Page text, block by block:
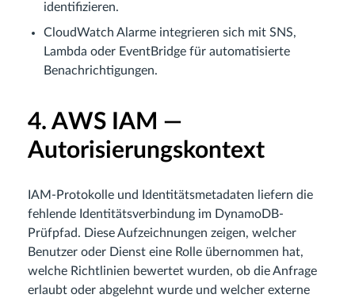
identifizieren.
CloudWatch Alarme integrieren sich mit SNS,
Lambda oder EventBridge für automatisierte
Benachrichtigungen.
4. AWS IAM —
Autorisierungskontext
IAM-Protokolle und Identitätsmetadaten liefern die
fehlende Identitätsverbindung im DynamoDB-
Prüfpfad. Diese Aufzeichnungen zeigen, welcher
Benutzer oder Dienst eine Rolle übernommen hat,
welche Richtlinien bewertet wurden, ob die Anfrage
erlaubt oder abgelehnt wurde und welcher externe